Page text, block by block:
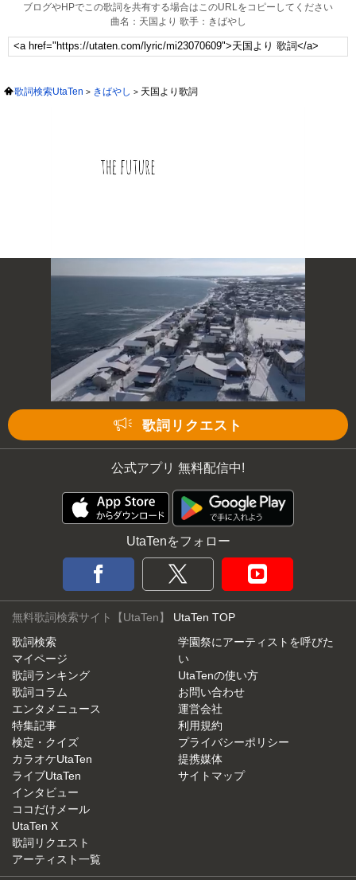
ブログやHPでこの歌詞を共有する場合はこのURLをコピーしてください
曲名：天国より 歌手：きばやし
歌詞検索UtaTen きばやし 天国より歌詞
次の動画まで 3 キャンセル
歌詞リクエスト
公式アプリ 無料配信中!
UtaTenをフォロー
無料歌詞検索サイト【UtaTen】 UtaTen TOP
歌詞検索
マイページ
歌詞ランキング
歌詞コラム
エンタメニュース
特集記事
検定・クイズ
カラオケUtaTen
ライブUtaTen
インタビュー
ココだけメール
UtaTen X
歌詞リクエスト
アーティスト一覧
学園祭にアーティストを呼びた
い
UtaTenの使い方
お問い合わせ
運営会社
利用規約
プライバシーポリシー
提携媒体
サイトマップ